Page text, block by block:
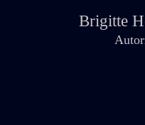
Brigitte